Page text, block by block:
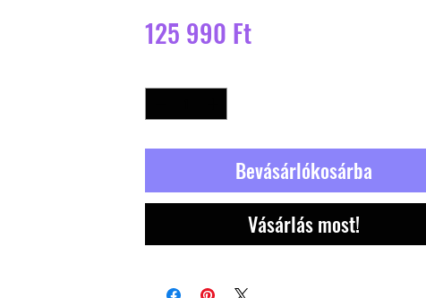
125 990 FtÁr
Bevásárlókosárba
Vásárlás most!